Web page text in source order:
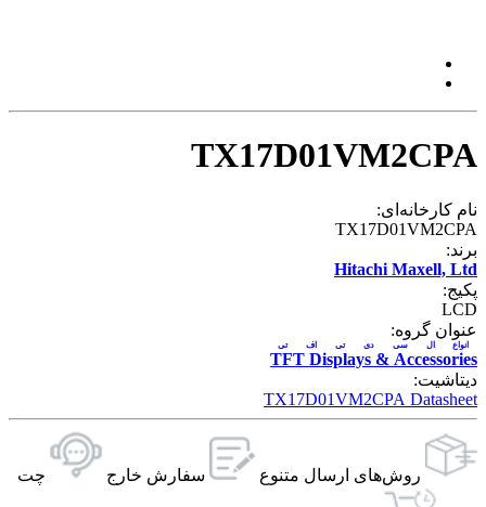
TX17D01VM2CPA
نام کارخانه‌ای:
TX17D01VM2CPA
برند:
Hitachi Maxell, Ltd
پکیج:
LCD
عنوان گروه:
TFT Displays & Accessories
انواع ال سی دی تی اف تی
دیتاشیت:
TX17D01VM2CPA Datasheet
روش‌های ارسال‌ متنوع سفارش خارج چت